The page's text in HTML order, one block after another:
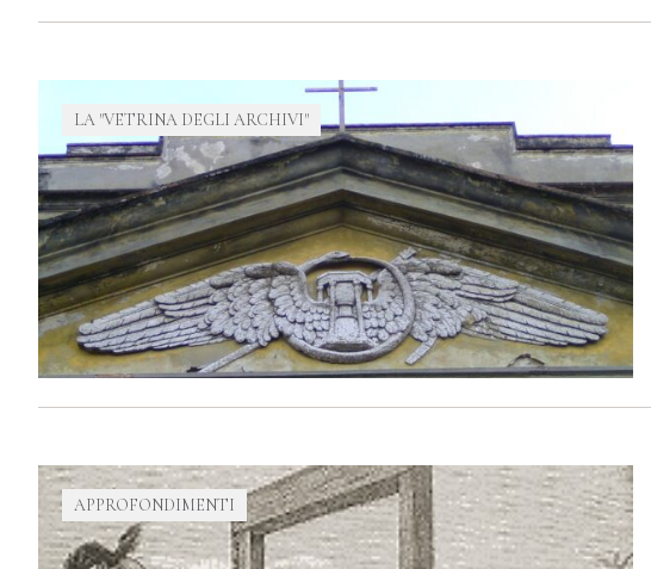
LA "VETRINA DEGLI ARCHIVI"
APPROFONDIMENTI